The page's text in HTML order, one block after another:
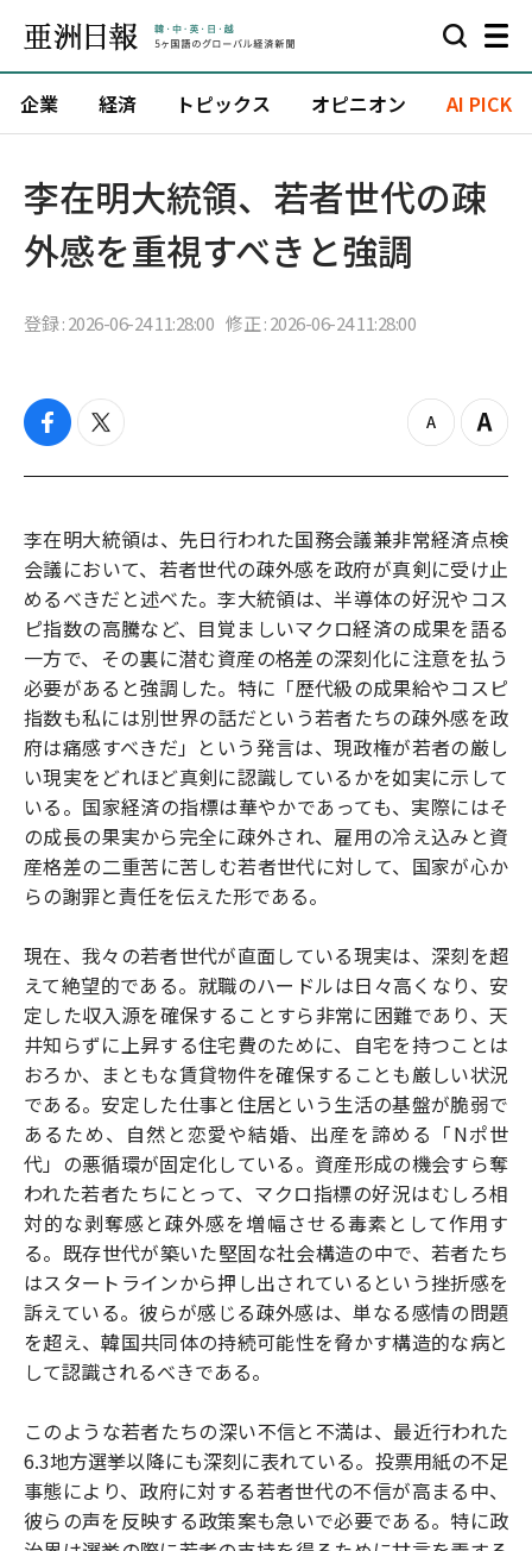
企業 経済 トピックス オピニオン AI PICK
李在明大統領、若者世代の疎
外感を重視すべきと強調
登録 : 2026-06-24 11:28:00 修正 : 2026-06-24 11:28:00
f
c
o
o
k
t
i
e
r
z
o
u
t
Z
o
n
李在明大統領は、先日行われた国務会議兼非常経済点検
会議において、若者世代の疎外感を政府が真剣に受け止
めるべきだと述べた。李大統領は、半導体の好況やコス
ピ指数の高騰など、目覚ましいマクロ経済の成果を語る
一方で、その裏に潜む資産の格差の深刻化に注意を払う
必要があると強調した。特に「歴代級の成果給やコスピ
指数も私には別世界の話だという若者たちの疎外感を政
府は痛感すべきだ」という発言は、現政権が若者の厳し
い現実をどれほど真剣に認識しているかを如実に示して
いる。国家経済の指標は華やかであっても、実際にはそ
の成長の果実から完全に疎外され、雇用の冷え込みと資
産格差の二重苦に苦しむ若者世代に対して、国家が心か
らの謝罪と責任を伝えた形である。
現在、我々の若者世代が直面している現実は、深刻を超
えて絶望的である。就職のハードルは日々高くなり、安
定した収入源を確保することすら非常に困難であり、天
井知らずに上昇する住宅費のために、自宅を持つことは
おろか、まともな賃貸物件を確保することも厳しい状況
である。安定した仕事と住居という生活の基盤が脆弱で
あるため、自然と恋愛や結婚、出産を諦める「Nポ世
代」の悪循環が固定化している。資産形成の機会すら奪
われた若者たちにとって、マクロ指標の好況はむしろ相
対的な剥奪感と疎外感を増幅させる毒素として作用す
る。既存世代が築いた堅固な社会構造の中で、若者たち
はスタートラインから押し出されているという挫折感を
訴えている。彼らが感じる疎外感は、単なる感情の問題
を超え、韓国共同体の持続可能性を脅かす構造的な病と
して認識されるべきである。
このような若者たちの深い不信と不満は、最近行われた
6.3地方選挙以降にも深刻に表れている。投票用紙の不足
事態により、政府に対する若者世代の不信が高まる中、
彼らの声を反映する政策案も急いで必要である。特に政